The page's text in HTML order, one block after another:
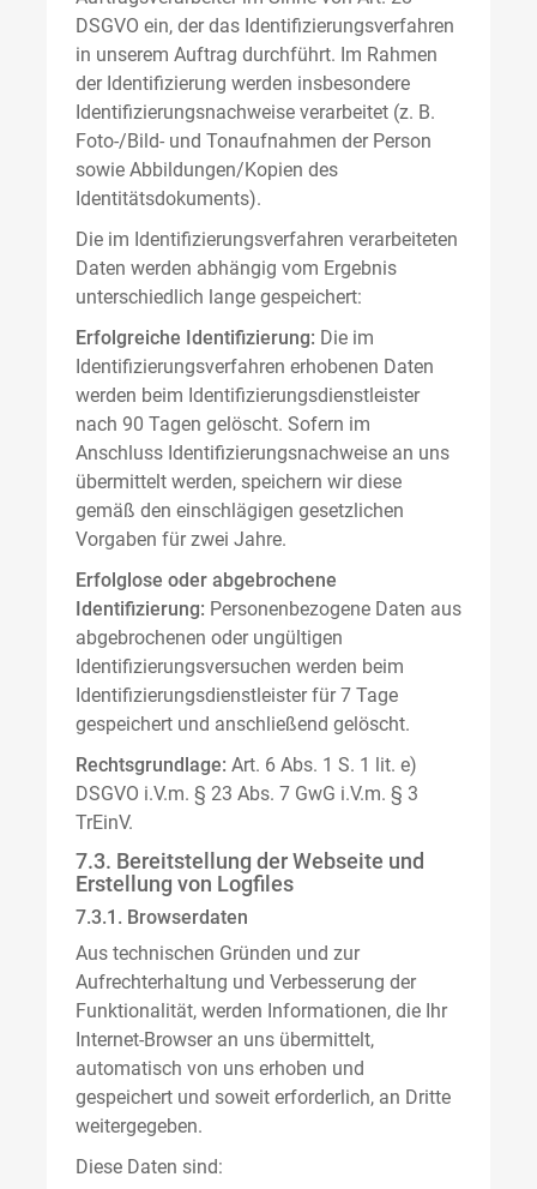
DSGVO ein, der das Identifizierungsverfahren
in unserem Auftrag durchführt. Im Rahmen
der Identifizierung werden insbesondere
Identifizierungsnachweise verarbeitet (z. B.
Foto-/Bild- und Tonaufnahmen der Person
sowie Abbildungen/Kopien des
Identitätsdokuments).
Die im Identifizierungsverfahren verarbeiteten
Daten werden abhängig vom Ergebnis
unterschiedlich lange gespeichert:
Erfolgreiche Identifizierung: Die im
Identifizierungsverfahren erhobenen Daten
werden beim Identifizierungsdienstleister
nach 90 Tagen gelöscht. Sofern im
Anschluss Identifizierungsnachweise an uns
übermittelt werden, speichern wir diese
gemäß den einschlägigen gesetzlichen
Vorgaben für zwei Jahre.
Erfolglose oder abgebrochene
Identifizierung: Personenbezogene Daten aus
abgebrochenen oder ungültigen
Identifizierungsversuchen werden beim
Identifizierungsdienstleister für 7 Tage
gespeichert und anschließend gelöscht.
Rechtsgrundlage: Art. 6 Abs. 1 S. 1 lit. e)
DSGVO i.V.m. § 23 Abs. 7 GwG i.V.m. § 3
TrEinV.
7.3. Bereitstellung der Webseite und
Erstellung von Logfiles
7.3.1. Browserdaten
Aus technischen Gründen und zur
Aufrechterhaltung und Verbesserung der
Funktionalität, werden Informationen, die Ihr
Internet-Browser an uns übermittelt,
automatisch von uns erhoben und
gespeichert und soweit erforderlich, an Dritte
weitergegeben.
Diese Daten sind: